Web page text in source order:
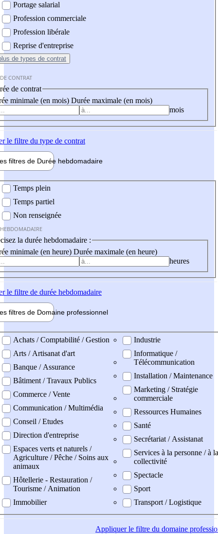
Portage salarial
Profession commerciale
Profession libérale
Reprise d'entreprise
de types de contrat
CONTRAT
de contrat
minimale (en mois) Durée maximale (en mois)
mois
le filtre du type de contrat
filtres de Durée hebdomadaire
Temps plein
Temps partiel
Non renseignée
la durée hebdomadaire :
minimale (en heure) Durée maximale (en heure)
heures
le filtre de durée hebdomadaire
filtres de Domaine professionnel
professionel
Achats / Comptabilité / Gestion
Arts / Artisanat d'art
Banque / Assurance
Bâtiment / Travaux Publics
Commerce / Vente
Communication / Multimédia
Conseil / Etudes
Direction d'entreprise
Espaces verts et naturels /
Agriculture / Pêche / Soins aux
animaux
Hôtellerie - Restauration /
Tourisme / Animation
Immobilier
Industrie
Informatique /
Télécommunication
Installation / Maintenance
Marketing / Stratégie
commerciale
Ressources Humaines
Santé
Secrétariat / Assistanat
Services à la personne / à la
collectivité
Spectacle
Sport
Transport / Logistique
Appliquerle filtre du domaine